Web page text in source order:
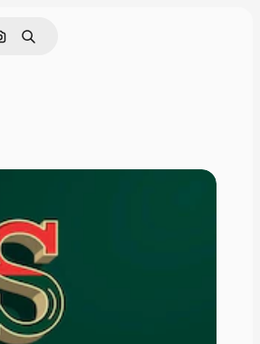
像で検索
検索